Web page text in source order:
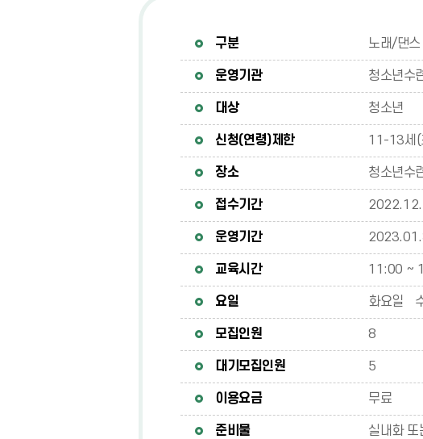
구분 노래/댄스
운영기관 청소년수
대상 청소년
신청(연령)제한 11-13세
장소 청소년수
접수기간
운영기간
교육시간 11:00 ~
요일 화요일
모집인원 8
대기모집인원 5
이용요금 무료
준비물 실내화 또